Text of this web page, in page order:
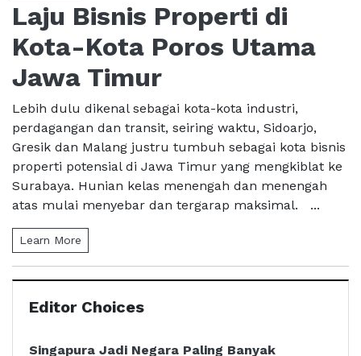
Laju Bisnis Properti di
Kota-Kota Poros Utama
Jawa Timur
Lebih dulu dikenal sebagai kota-kota industri,
perdagangan dan transit, seiring waktu, Sidoarjo,
Gresik dan Malang justru tumbuh sebagai kota bisnis
properti potensial di Jawa Timur yang mengkiblat ke
Surabaya. Hunian kelas menengah dan menengah
atas mulai menyebar dan tergarap maksimal. ...
Learn More
Editor Choices
Singapura Jadi Negara Paling Banyak